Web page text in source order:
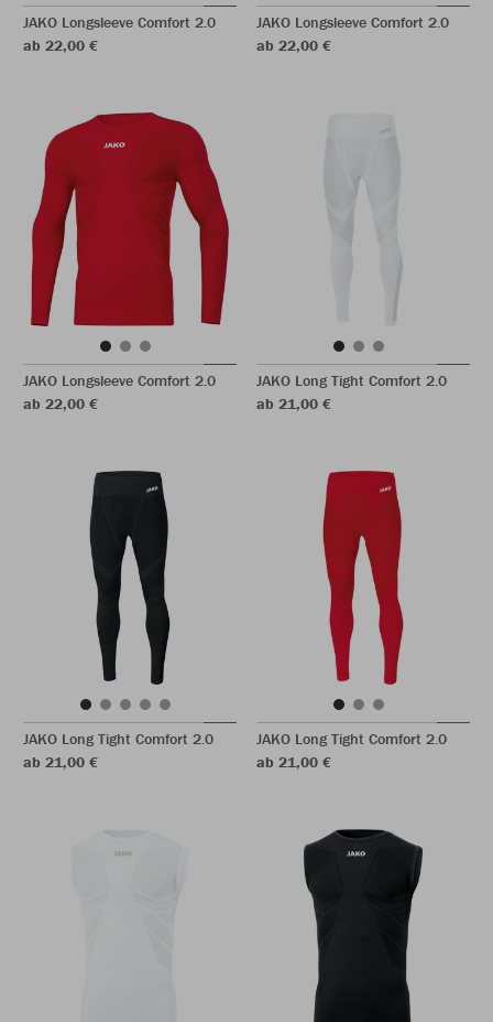
JAKO Longsleeve Comfort 2.0
ab 22,00 €
JAKO Longsleeve Comfort 2.0
ab 22,00 €
JAKO Longsleeve Comfort 2.0
ab 22,00 €
JAKO Long Tight Comfort 2.0
ab 21,00 €
JAKO Long Tight Comfort 2.0
ab 21,00 €
JAKO Long Tight Comfort 2.0
ab 21,00 €